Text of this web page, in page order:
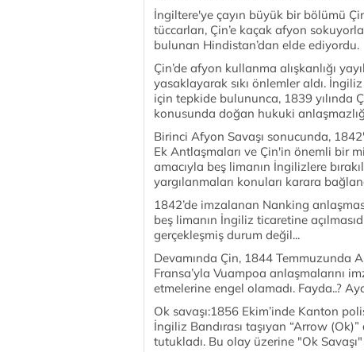
İngiltere'ye çayın büyük bir bölümü
tüccarları, Çin’e kaçak afyon
bulunan Hindistan’dan elde ediyordu.
Çin’de afyon kullanma alışkanlığı
yasaklayarak sıkı önlemler aldı.
için tepkide bulununca, 1839 yılında
konusunda doğan hukuki
Birinci Afyon Savaşı sonucunda,
Ek Antlaşmaları ve Çin'in önemli bir
amacıyla beş limanın İngilizlere
yargılanmaları konuları karara
1842’de imzalanan Nanking
beş limanın İngiliz ticaretine
gerçekleşmiş durum değil...
Devamında Çin, 1844 Temmuzunda
Fransa’yla Vuampoa anlaşmalarını
etmelerine engel olamadı. Fayda..?
Ok savaşı:1856 Ekim’inde Kanton
İngiliz Bandırası taşıyan “Arrow
tutukladı. Bu olay üzerine "Ok